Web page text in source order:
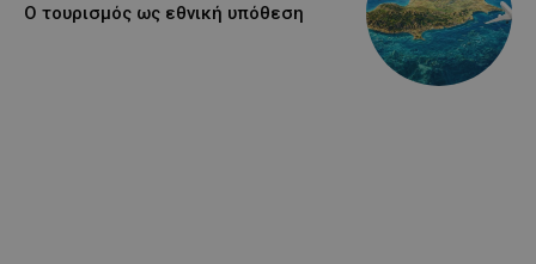
Ο τουρισμός ως εθνική υπόθεση